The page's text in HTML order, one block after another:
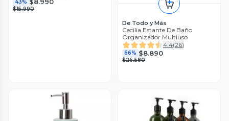
43%
$15.990
De Todo y Más
Cecilia Estante De Baño
Organizador Multiuso
4.4(26)
66% $8.890
$26.580